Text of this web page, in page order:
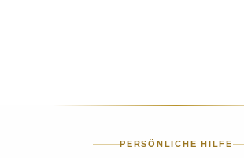
PERSÖNLICHE HILFE